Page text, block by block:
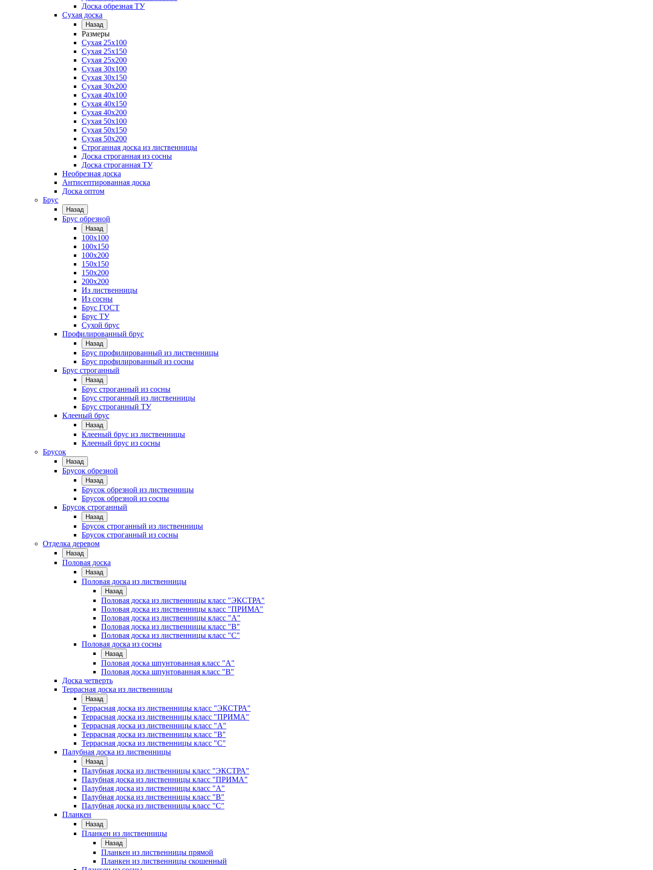
Доска обрезная ТУ
Сухая доска
Назад
Размеры
Сухая 25х100
Сухая 25х150
Сухая 25х200
Сухая 30х100
Сухая 30х150
Сухая 30х200
Сухая 40х100
Сухая 40х150
Сухая 40х200
Сухая 50х100
Сухая 50х150
Сухая 50х200
Строганная доска из лиственницы
Доска строганная из сосны
Доска строганная ТУ
Необрезная доска
Антисептированная доска
Доска оптом
Брус
Назад
Брус обрезной
Назад
100х100
100х150
100х200
150х150
150х200
200х200
Из лиственницы
Из сосны
Брус ГОСТ
Брус ТУ
Сухой брус
Профилированный брус
Назад
Брус профилированный из лиственницы
Брус профилированный из сосны
Брус строганный
Назад
Брус строганный из сосны
Брус строганный из лиственницы
Брус строганный ТУ
Клееный брус
Назад
Клееный брус из лиственницы
Клееный брус из сосны
Брусок
Назад
Брусок обрезной
Назад
Брусок обрезной из лиственницы
Брусок обрезной из сосны
Брусок строганный
Назад
Брусок строганный из лиственницы
Брусок строганный из сосны
Отделка деревом
Назад
Половая доска
Назад
Половая доска из лиственницы
Назад
Половая доска из лиственницы класс "ЭКСТРА"
Половая доска из лиственницы класс "ПРИМА"
Половая доска из лиственницы класс "А"
Половая доска из лиственницы класс "B"
Половая доска из лиственницы класс "C"
Половая доска из сосны
Назад
Половая доска шпунтованная класс "А"
Половая доска шпунтованная класс "B"
Доска четверть
Террасная доска из лиственницы
Назад
Террасная доска из лиственницы класс "ЭКСТРА"
Террасная доска из лиственницы класс "ПРИМА"
Террасная доска из лиственницы класс "А"
Террасная доска из лиственницы класс "B"
Террасная доска из лиственницы класс "C"
Палубная доска из лиственницы
Назад
Палубная доска из лиственницы класс "ЭКСТРА"
Палубная доска из лиственницы класс "ПРИМА"
Палубная доска из лиственницы класс "А"
Палубная доска из лиственницы класс "B"
Палубная доска из лиственницы класс "C"
Планкен
Назад
Планкен из лиственницы
Назад
Планкен из лиственницы прямой
Планкен из лиственницы скошенный